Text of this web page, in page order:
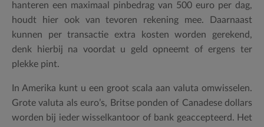
hanteren een maximaal pinbedrag van 500 euro per dag,
houdt hier ook van tevoren rekening mee. Daarnaast
kunnen per transactie extra kosten worden gerekend,
denk hierbij na voordat u geld opneemt of ergens ter
plekke pint.
In Amerika kunt u een groot scala aan valuta omwisselen.
Grote valuta als euro’s, Britse ponden of Canadese dollars
worden bij ieder wisselkantoor of bank geaccepteerd. Het